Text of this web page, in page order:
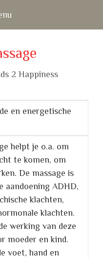
2 Happiness
en energetische
helpt je o.a. om
te komen, om
De massage is
aandoening ADHD,
klachten,
klachten.
werking van deze
moeder en kind.
voet, hand en